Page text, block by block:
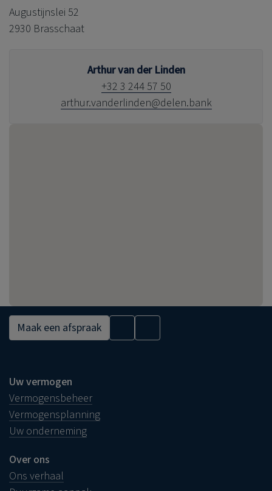
Augustijnslei 52
2930 Brasschaat
Arthur van der Linden
+32 3 244 57 50
arthur.vanderlinden@delen.bank
Maak een afspraak
Uw vermogen
Vermogensbeheer
Vermogensplanning
Uw onderneming
Over ons
Ons verhaal